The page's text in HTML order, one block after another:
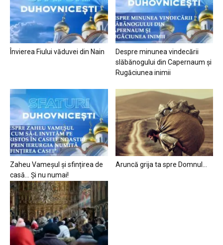
Învierea Fiului văduvei din Nain
Despre minunea vindecării
slăbănogului din Capernaum și
Rugăciunea inimii
Zaheu Vameșul și sfințirea de
casă… Și nu numai!
Aruncă grija ta spre Domnul…